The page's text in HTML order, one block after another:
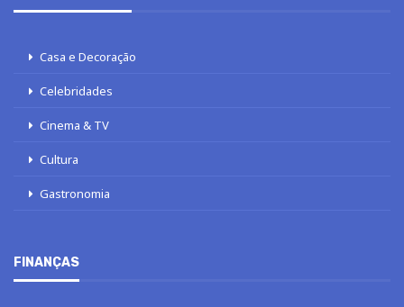
Casa e Decoração
Celebridades
Cinema & TV
Cultura
Gastronomia
FINANÇAS